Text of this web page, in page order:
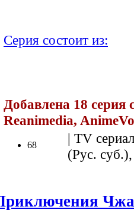
Серия состоит из:
Добавлена 18 серия
Reanimedia,
68
| TV
(Рус.